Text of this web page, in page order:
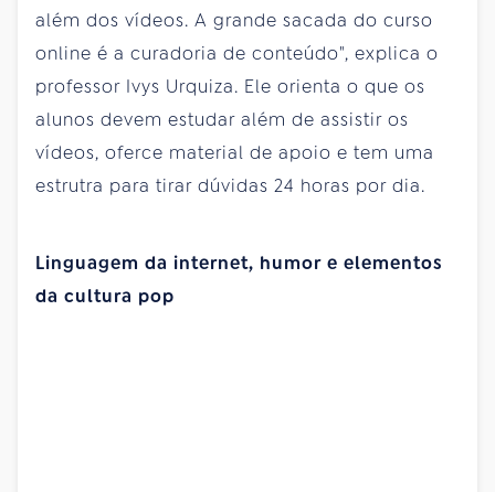
além dos vídeos. A grande sacada do curso
online é a curadoria de conteúdo", explica o
professor Ivys Urquiza. Ele orienta o que os
alunos devem estudar além de assistir os
vídeos, oferce material de apoio e tem uma
estrutra para tirar dúvidas 24 horas por dia.
Linguagem da internet, humor e elementos
da cultura pop